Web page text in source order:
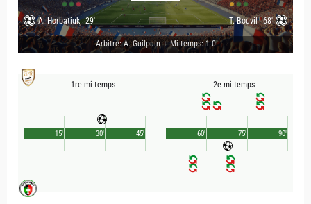
A. Horbatiuk 29' T. Bouvil 68'
Arbitre: A. Guilpain | Mi-temps: 1-0
1re mi-temps
45'
15' 30'
2e mi-temps
90'
60' 75'